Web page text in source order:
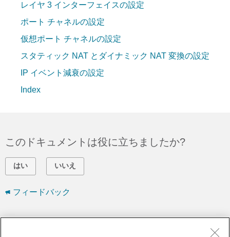
レイヤ 3 インターフェイスの設定
ポート チャネルの設定
仮想ポート チャネルの設定
スタティック NAT とダイナミック NAT 変換の設定
IP イベント減衰の設定
Index
このドキュメントは役に立ちましたか?
はい いいえ
フィードバック